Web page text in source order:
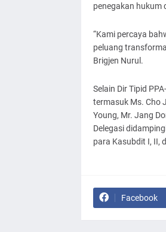
penegakan hukum
“Kami percaya
peluang
Brigjen Nurul.
Selain Dir Tipid
termasuk Ms. Cho
Young, Mr. Jang
Delegasi
para Kasubdit I, II,
Facebook